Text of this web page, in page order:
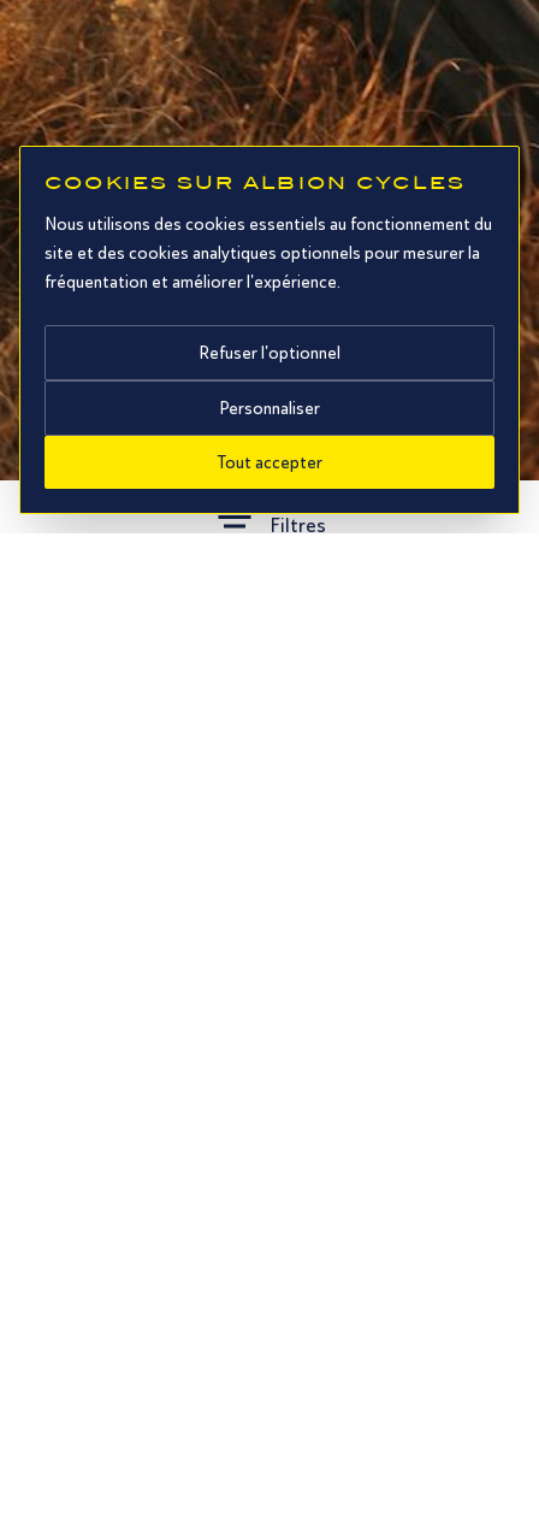
Filtres
COOKIES SUR ALBION CYCLES
Nous utilisons des cookies essentiels au fonctionnement du
site et des cookies analytiques optionnels pour mesurer la
fréquentation et améliorer l'expérience.
Refuser l'optionnel
Personnaliser
Tout accepter